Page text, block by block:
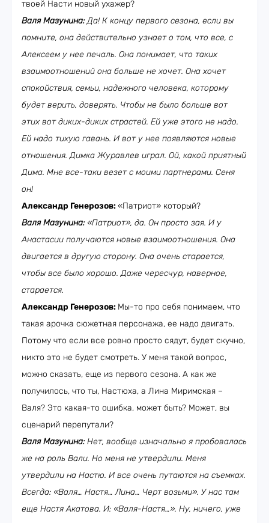
твоей Насти новый ухажер?
Валя Мазунина:Да! К концу первого сезона, если вы
помните, она действительно узнает о том, что все, с
Алексеем у нее печаль. Она понимает, что таких
взаимоотношений она больше не хочет. Она хочет
спокойствия, семьи, надежного человека, которому
будет верить, доверять. Чтобы не было больше вот
этих вот диких-диких страстей. Ей уже этого не надо.
Ей надо тихую гавань. И вот у нее появляются новые
отношения. Димка Журавлев играл. Ой, какой приятный
Дима. Мне все-таки везет с моими партнерами. Сеня
он!
Александр Генерозов:«Патриот» который?
Валя Мазунина: «Патриот», да. Он просто зая. И у
Анастасии получаются новые взаимоотношения. Она
двигается в другую сторону. Она очень старается,
чтобы все было хорошо. Даже чересчур, наверное,
старается.
Александр Генерозов: Мы-то про себя понимаем, что
такая арочка сюжетная персонажа, ее надо двигать.
Потому что если все ровно просто сядут, будет скучно,
никто это не будет смотреть. У меня такой вопрос,
можно сказать, еще из первого сезона. А как же
получилось, что ты, Настюха, а Лина Миримская –
Валя? Это какая-то ошибка, может быть? Может, вы
сценарий перепутали?
Валя Мазунина:Нет, вообще изначально я пробовалась
же на роль Вали. Но меня не утвердили. Меня
утвердили на Настю. И все очень путаются на съемках.
Всегда: «Валя… Настя… Лина… Черт возьми». У нас там
еще Настя Акатова. И: «Валя-Настя…». Ну, ничего, уже